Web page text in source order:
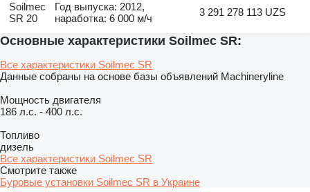
Soilmec
SR 20
Год выпуска: 2012,
наработка: 6 000 м/ч
3 291 278 113 UZS
Основные характеристики Soilmec SR:
Все характеристики Soilmec SR
Данные собраны на основе базы объявлений Machineryline
Мощность двигателя
186 л.с. - 400 л.с.
Топливо
дизель
Все характеристики Soilmec SR
Смотрите также
Буровые установки Soilmec SR в Украине